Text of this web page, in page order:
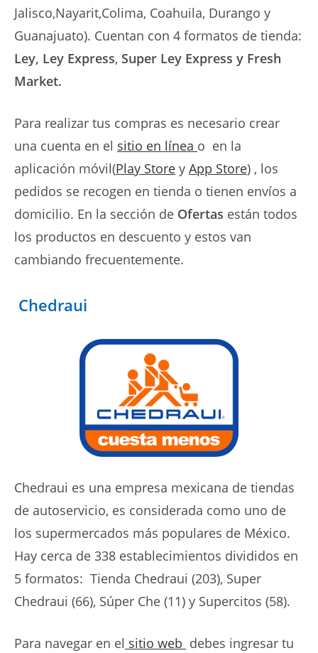
Jalisco,Nayarit,Colima, Coahuila, Durango y
Guanajuato). Cuentan con 4 formatos de tienda:
Ley, Ley Express, Super Ley Express y Fresh
Market.
Para realizar tus compras es necesario crear
una cuenta en el sitio en línea o en la
aplicación móvil(Play Store y App Store) , los
pedidos se recogen en tienda o tienen envíos a
domicilio. En la sección de Ofertas están todos
los productos en descuento y estos van
cambiando frecuentemente.
Chedraui
Chedraui es una empresa mexicana de tiendas
de autoservicio, es considerada como uno de
los supermercados más populares de México.
Hay cerca de 338 establecimientos divididos en
5 formatos: Tienda Chedraui (203), Super
Chedraui (66), Súper Che (11) y Supercitos (58).
Para navegar en el sitio web debes ingresar tu